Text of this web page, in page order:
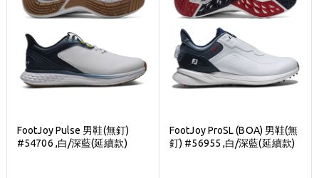
FootJoy Pulse 男鞋(無釘)
#54706 ,白/深藍(延續款)
FootJoy ProSL (BOA) 男鞋(無
釘) #56955 ,白/深藍(延續款)